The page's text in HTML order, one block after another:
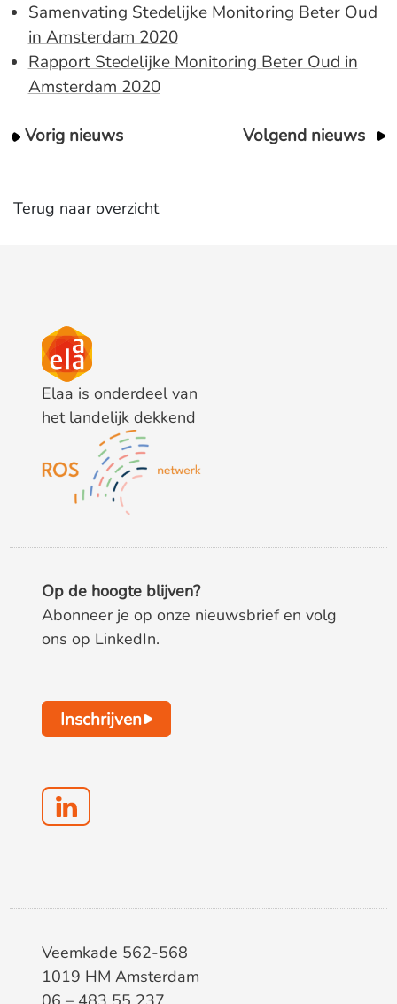
Samenvating Stedelijke Monitoring Beter Oud
in Amsterdam 2020
Rapport Stedelijke Monitoring Beter Oud in
Amsterdam 2020
Vorig nieuws Volgend nieuws
Terug naar overzicht
Elaa is onderdeel van
het landelijk dekkend
Op de hoogte blijven?
Abonneer je op onze nieuwsbrief en volg
ons op LinkedIn.
Inschrijven
Veemkade 562-568
1019 HM Amsterdam